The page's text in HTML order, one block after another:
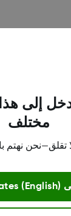
إلى هذا
مختلف
نهتم بالأمر
States